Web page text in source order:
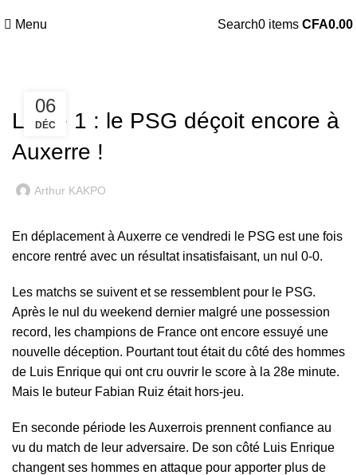
Menu Search0 items CFA0.00
Ligue 1 : le PSG déçoit encore à
Auxerre !
Arthur KAKPO
06
DÉC
En déplacement à Auxerre ce vendredi le PSG est une fois
encore rentré avec un résultat insatisfaisant, un nul 0-0.
Les matchs se suivent et se ressemblent pour le PSG.
Après le nul du weekend dernier malgré une possession
record, les champions de France ont encore essuyé une
nouvelle déception. Pourtant tout était du côté des hommes
de Luis Enrique qui ont cru ouvrir le score à la 28e minute.
Mais le buteur Fabian Ruiz était hors-jeu.
En seconde période les Auxerrois prennent confiance au
vu du match de leur adversaire. De son côté Luis Enrique
changent ses hommes en attaque pour apporter plus de